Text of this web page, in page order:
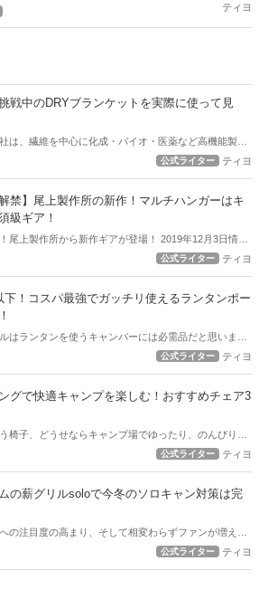
グとなります！
ティヨ
戦中のDRYブランケットを実際に使って見
は、繊維を中心に化成・バイオ・医薬など高機能製品
を行う有名企業！その東洋紡さんがキャンパーを常にサ
！ アウトドアハックでもこのブランケットの凄さを皆
いと覆います。
公式ライター ティヨ
解禁】尾上製作所の新作！マルチハンガーはキ
級ギア！
尾上製作所から新作ギアが登場！ 2019年12月3日情報
この新作ギアをアウトドアハックでは全力で紹介しま
上製作所の新ギア【マルチハンガー】はキャンパー必
るかもしれませんよ！
公式ライター ティヨ
下！コスパ最強でガッチリ使えるランタンポー
はランタンを使うキャンパーには必需品だと思います
れも色々あっていざチョイスしようと思うと大変。 ラ
良いランタンポールを紹介します！
公式ライター ティヨ
グで快適キャンプを楽しむ！おすすめチェア3
椅子、どうせならキャンプ場でゆったり、のんびりで
いたいと思いませんか？ 折りたたみの椅子と違って少し
よ！
公式ライター ティヨ
の薪グリルsoloで今冬のソロキャン対策は完
の注目度の高まり、そして相変わらずファンが増え続
ンプですが、ユニフレームの薪グリルsoloを使えば、キ
公式ライター ティヨ